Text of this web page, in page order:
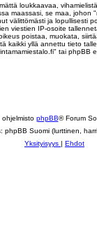
loukkaavaa,
maassasi, se maa, johon
välittömästi ja lopullisesti
viestien IP-osoite
poistaa, muokata,
kaikki yllä annettu tieto
tai phpBB
ohjelmisto phpBB® Forum
phpBB Suomi (lurttinen,
Yksityisyys | Ehdot